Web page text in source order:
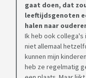
gaat doen, dat
leeftijdsgenoten
halen naar
Ik heb ook collega's
niet allemaal
kunnen mijn
heb ze regelmatig